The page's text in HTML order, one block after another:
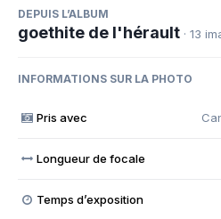
DEPUIS L’ALBUM
goethite de l'hérault · 13
INFORMATIONS SUR LA PHOTO
Pris avec
Longueur de focale
Temps d’exposition